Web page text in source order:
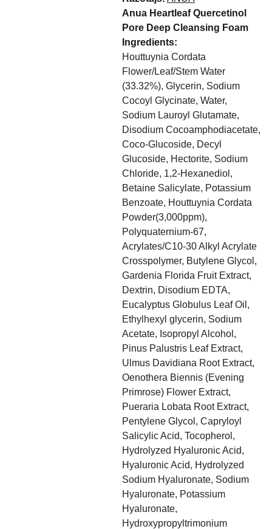
Anua Heartleaf Quercetinol
Pore Deep Cleansing Foam
Ingredients:
Houttuynia Cordata
Flower/Leaf/Stem Water
(33.32%), Glycerin, Sodium
Cocoyl Glycinate, Water,
Sodium Lauroyl Glutamate,
Disodium Cocoamphodiacetate,
Coco-Glucoside, Decyl
Glucoside, Hectorite, Sodium
Chloride, 1,2-Hexanediol,
Betaine Salicylate, Potassium
Benzoate, Houttuynia Cordata
Powder(3,000ppm),
Polyquaternium-67,
Acrylates/C10-30 Alkyl Acrylate
Crosspolymer, Butylene Glycol,
Gardenia Florida Fruit Extract,
Dextrin, Disodium EDTA,
Eucalyptus Globulus Leaf Oil,
Ethylhexyl glycerin, Sodium
Acetate, Isopropyl Alcohol,
Pinus Palustris Leaf Extract,
Ulmus Davidiana Root Extract,
Oenothera Biennis (Evening
Primrose) Flower Extract,
Pueraria Lobata Root Extract,
Pentylene Glycol, Capryloyl
Salicylic Acid, Tocopherol,
Hydrolyzed Hyaluronic Acid,
Hyaluronic Acid, Hydrolyzed
Sodium Hyaluronate, Sodium
Hyaluronate, Potassium
Hyaluronate,
Hydroxypropyltrimonium